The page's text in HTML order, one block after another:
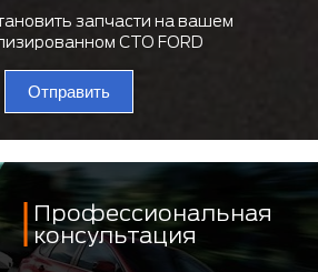
запчасти на вашем
СТО FORD
Отправить
Профессиональная
консультация